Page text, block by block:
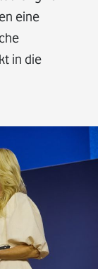
eine
in die